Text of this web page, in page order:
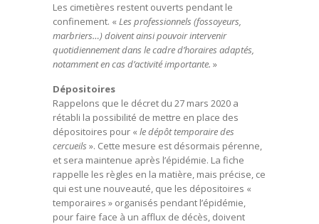
Les cimetières restent ouverts pendant le
confinement. « Les professionnels (fossoyeurs,
marbriers…) doivent ainsi pouvoir intervenir
quotidiennement dans le cadre d’horaires adaptés,
notamment en cas d’activité importante. »
Dépositoires
Rappelons que le décret du 27 mars 2020 a
rétabli la possibilité de mettre en place des
dépositoires pour « le dépôt temporaire des
cercueils ». Cette mesure est désormais pérenne,
et sera maintenue après l’épidémie. La fiche
rappelle les règles en la matière, mais précise, ce
qui est une nouveauté, que les dépositoires «
temporaires » organisés pendant l’épidémie,
pour faire face à un afflux de décès, doivent